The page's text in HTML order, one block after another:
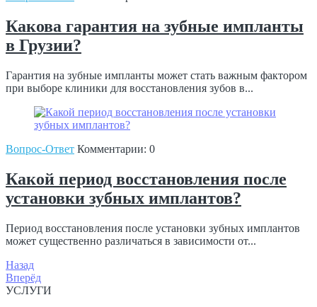
Какова гарантия на зубные импланты
в Грузии?
Гарантия на зубные импланты может стать важным фактором
при выборе клиники для восстановления зубов в...
Вопрос-Ответ Комментарии: 0
Какой период восстановления после
установки зубных имплантов?
Период восстановления после установки зубных имплантов
может существенно различаться в зависимости от...
Навигация
Назад
Вперёд
УСЛУГИ